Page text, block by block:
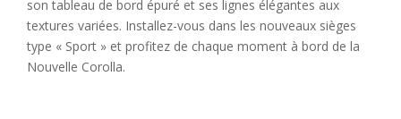
son tableau de bord épuré et ses lignes élégantes aux
textures variées. Installez-vous dans les nouveaux sièges
type « Sport » et profitez de chaque moment à bord de la
Nouvelle Corolla.